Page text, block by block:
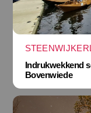
Indrukwekkend
Bovenwiede